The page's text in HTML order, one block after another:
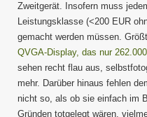
Zweitgerät. Insofern muss
Leistungsklasse (<200 EUR
gemacht werden müssen.
QVGA-Display, das nur
sehen recht flau aus,
mehr. Darüber hinaus fehlen
nicht so, als ob sie einfach im
Gründen totgelegt wären,